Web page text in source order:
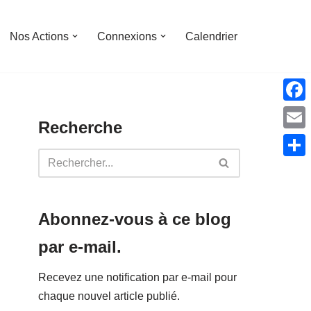
Nos Actions Connexions Calendrier
Recherche
Abonnez-vous à ce blog
par e-mail.
Recevez une notification par e-mail pour
chaque nouvel article publié.
Email